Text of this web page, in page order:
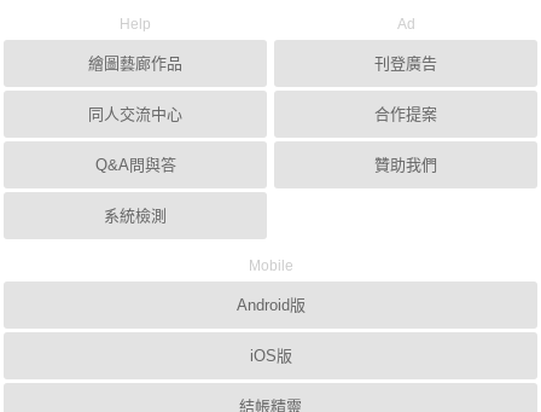
Help
繪圖藝廊作品
同人交流中心
Q&A問與答
系統檢測
Ad
刊登廣告
合作提案
贊助我們
Mobile
Android版
iOS版
結帳精靈